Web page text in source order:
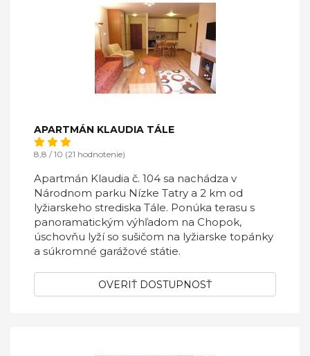
APARTMÁN KLAUDIA TÁLE
8,8 / 10 (21 hodnotenie)
Apartmán Klaudia č. 104 sa nachádza v
Národnom parku Nízke Tatry a 2 km od
lyžiarskeho strediska Tále. Ponúka terasu s
panoramatickým výhľadom na Chopok,
úschovňu lyží so sušičom na lyžiarske topánky
a súkromné garážové státie.
OVERIŤ DOSTUPNOSŤ